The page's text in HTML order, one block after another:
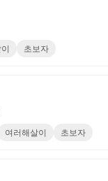
초보자
여러해살이 초보자